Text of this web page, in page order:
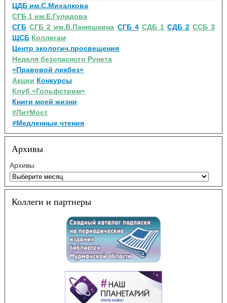
ЦДБ им.С.Михалкова
СГБ 1 им.Е.Гулидова
СГБ СГБ 2 им.В.Панюшкина СГБ 4 СДБ 1 СДБ 2 ССБ 3
ЩСБ Коллегам
Центр экологич.просвещения
Неделя безопасного Рунета
«Правовой ликбез»
Акции Конкурсы
Клуб «Гольфстрим»
Книги моей жизни
#ЛитМост
#Медленные чтения
Архивы
Архивы
Коллеги и партнеры